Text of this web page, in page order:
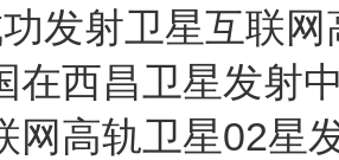
发射卫星互联网
在西昌卫星发射
网高轨卫星02星